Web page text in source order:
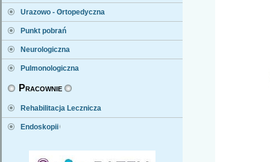
Urazowo - Ortopedyczna
Punkt pobrań
Neurologiczna
Pulmonologiczna
Pracownie
Rehabilitacja Lecznicza
Endoskopii